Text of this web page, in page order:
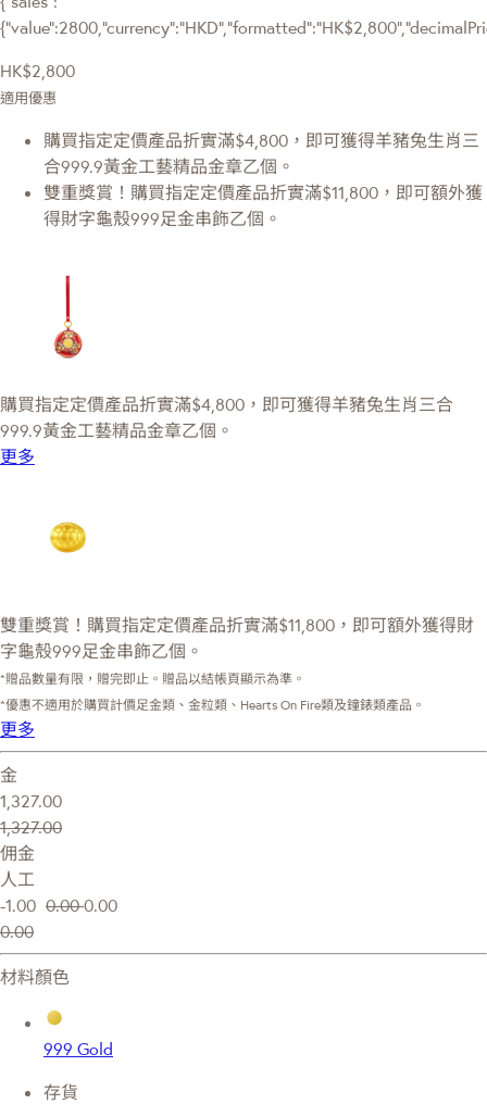
HK$2,800
適用優惠
購買指定定價產品折實滿$4,800，即可獲得羊豬兔生肖三
合999.9黃金工藝精品金章乙個。
雙重獎賞！購買指定定價產品折實滿$11,800，即可額外獲
得財字龜殼999足金串飾乙個。
購買指定定價產品折實滿$4,800，即可獲得羊豬兔生肖三合
999.9黃金工藝精品金章乙個。
更多
雙重獎賞！購買指定定價產品折實滿$11,800，即可額外獲得財
字龜殼999足金串飾乙個。
*贈品數量有限，贈完即止。贈品以結帳頁顯示為準。
*優惠不適用於購買計價足金類、金粒類、Hearts On Fire類及鐘錶類產品。
更多
金
1,327.00
1,327.00
佣金
人工
-1.00 0.000.00
0.00
材料顏色
999 Gold
存貨